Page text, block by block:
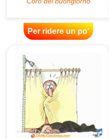
Per ridere un po'